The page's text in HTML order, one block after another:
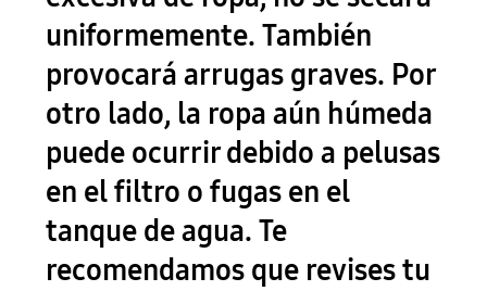
uniformemente. También
provocará arrugas graves. Por
otro lado, la ropa aún húmeda
puede ocurrir debido a pelusas
en el filtro o fugas en el
tanque de agua. Te
recomendamos que revises tu